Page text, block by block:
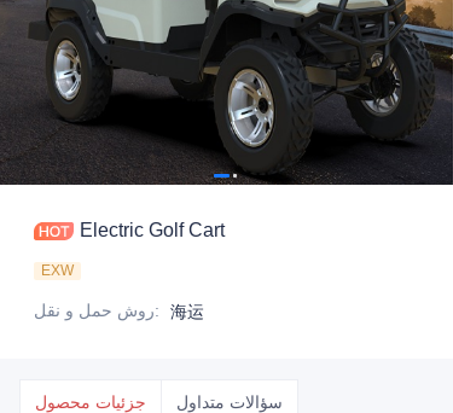
Electric Golf Cart
EXW
روش حمل و نقل: 海运
جزئیات محصول سؤالات متداول
مبانی و فرآیند تولید
پشتیبانی کنید